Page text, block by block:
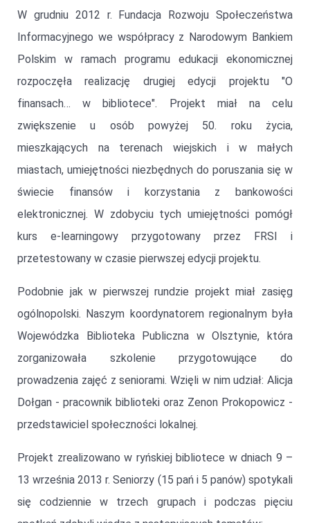
W grudniu 2012 r. Fundacja Rozwoju Społeczeństwa
Informacyjnego we współpracy z Narodowym Bankiem
Polskim w ramach programu edukacji ekonomicznej
rozpoczęła realizację drugiej edycji projektu "O
finansach… w bibliotece". Projekt miał na celu
zwiększenie u osób powyżej 50. roku życia,
mieszkających na terenach wiejskich i w małych
miastach, umiejętności niezbędnych do poruszania się w
świecie finansów i korzystania z bankowości
elektronicznej. W zdobyciu tych umiejętności pomógł
kurs e-learningowy przygotowany przez FRSI i
przetestowany w czasie pierwszej edycji projektu.
Podobnie jak w pierwszej rundzie projekt miał zasięg
ogólnopolski. Naszym koordynatorem regionalnym była
Wojewódzka Biblioteka Publiczna w Olsztynie, która
zorganizowała szkolenie przygotowujące do
prowadzenia zajęć z seniorami. Wzięli w nim udział: Alicja
Dołgan - pracownik biblioteki oraz Zenon Prokopowicz -
przedstawiciel społeczności lokalnej.
Projekt zrealizowano w ryńskiej bibliotece w dniach 9 –
13 września 2013 r. Seniorzy (15 pań i 5 panów) spotykali
się codziennie w trzech grupach i podczas pięciu